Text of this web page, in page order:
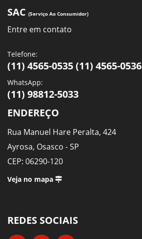
SAC (Serviço Ao Consumidor)
Entre em contato
Telefone:
(11) 4565-0535 (11) 4565-0536
WhatsApp:
(11) 98812-5033
ENDEREÇO
Rua Manuel Hare Peralta, 424
Ayrosa, Osasco - SP
CEP: 06290-120
Veja no mapa
REDES SOCIAIS